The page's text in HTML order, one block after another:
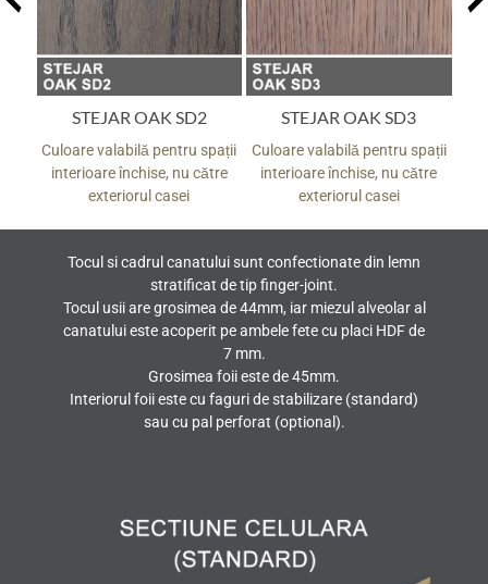
STEJAR OAK SD2
Culoare valabilă pentru spații
interioare închise, nu către
exteriorul casei
STEJAR OAK SD3
Culoare valabilă pentru spații
interioare închise, nu către
exteriorul casei
Tocul si cadrul canatului sunt confectionate din lemn
stratificat de tip finger-joint.
Tocul usii are grosimea de 44mm, iar miezul alveolar al
canatului este acoperit pe ambele fete cu placi HDF de
7 mm.
Grosimea foii este de 45mm.
Interiorul foii este cu faguri de stabilizare (standard)
sau cu pal perforat (optional).